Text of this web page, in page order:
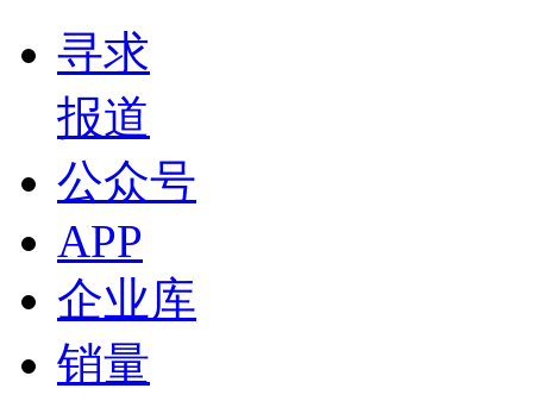
寻求
报道
公众号
APP
企业库
销量